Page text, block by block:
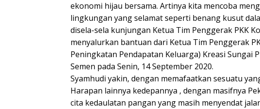
ekonomi hijau bersama. Artinya kita mencoba
lingkungan yang selamat seperti benang kusut
disela-sela kunjungan Ketua Tim Penggerak PKK
menyalurkan bantuan dari Ketua Tim Penggerak
Peningkatan Pendapatan Keluarga) Kreasi Sungai
Semen pada Senin, 14 September 2020.
Syamhudi yakin, dengan memafaatkan sesuatu
Harapan lainnya kedepannya , dengan masifnya
cita kedaulatan pangan yang masih menyendat